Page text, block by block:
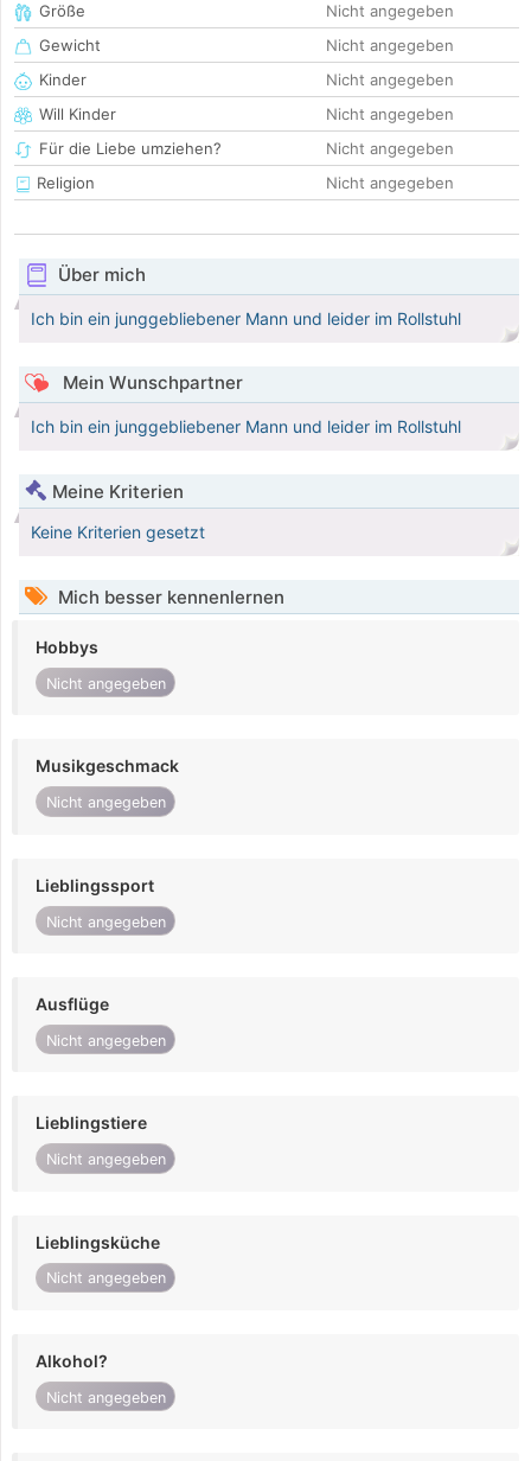
Größe
Nicht angegeben
Gewicht
Nicht angegeben
Kinder
Nicht angegeben
Will Kinder
Nicht angegeben
Für die Liebe umziehen?
Nicht angegeben
Religion
Nicht angegeben
Über mich
Ich bin ein junggebliebener Mann und leider im Rollstuhl
Mein Wunschpartner
Ich bin ein junggebliebener Mann und leider im Rollstuhl
Meine Kriterien
Keine Kriterien gesetzt
Mich besser kennenlernen
Hobbys
Nicht angegeben
Musikgeschmack
Nicht angegeben
Lieblingssport
Nicht angegeben
Ausflüge
Nicht angegeben
Lieblingstiere
Nicht angegeben
Lieblingsküche
Nicht angegeben
Alkohol?
Nicht angegeben